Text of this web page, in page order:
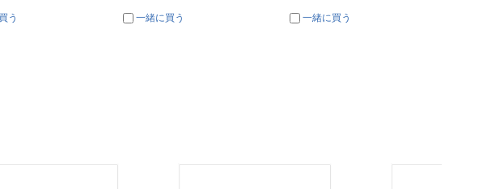
う 一緒に買う 一緒に買う